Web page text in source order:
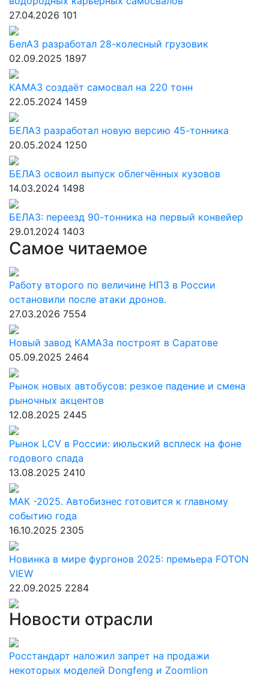
27.04.2026 101
БелАЗ разработал 28-колесный грузовик
02.09.2025 1897
КАМАЗ создаёт самосвал на 220 тонн
22.05.2024 1459
БЕЛАЗ разработал новую версию 45-тонника
20.05.2024 1250
БЕЛАЗ освоил выпуск облегчённых кузовов
14.03.2024 1498
БЕЛАЗ: переезд 90-тонника на первый конвейер
29.01.2024 1403
Самое читаемое
Работу второго по величине НПЗ в России
остановили после атаки дронов.
27.03.2026 7554
Новый завод КАМАЗа построят в Саратове
05.09.2025 2464
Рынок новых автобусов: резкое падение и смена
рыночных акцентов
12.08.2025 2445
Рынок LCV в России: июльский всплеск на фоне
годового спада
13.08.2025 2410
МАК -2025. Автобизнес готовится к главному
событию года
16.10.2025 2305
Новинка в мире фургонов 2025: премьера FOTON
VIEW
22.09.2025 2284
Новости отрасли
Росстандарт наложил запрет на продажи
некоторых моделей Dongfeng и Zoomlion